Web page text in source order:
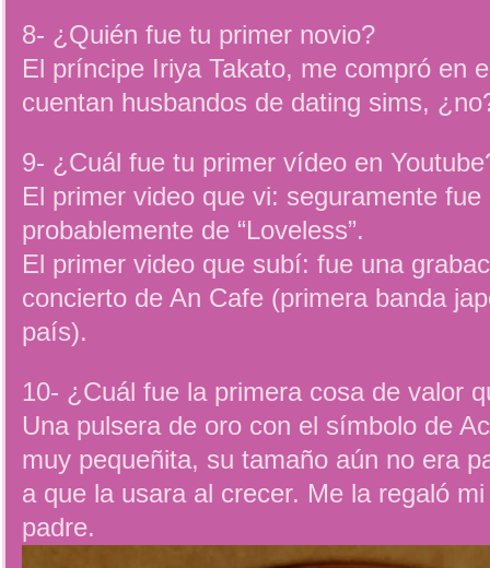
8- ¿Quién fue tu primer novio?
El príncipe Iriya Takato, me compró en
cuentan husbandos de dating sims,
9- ¿Cuál fue tu primer vídeo en
El primer video que vi: seguramente fue
probablemente de “Loveless”.
El primer video que subí: fue una
concierto de An Cafe (primera banda
país).
10- ¿Cuál fue la primera cosa de valor
Una pulsera de oro con el símbolo de
muy pequeñita, su tamaño aún no era
a que la usara al crecer. Me la regaló
padre.